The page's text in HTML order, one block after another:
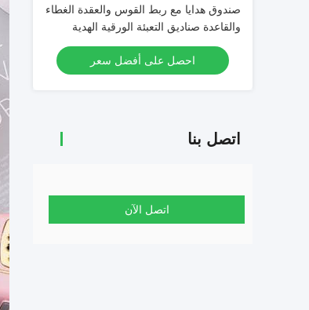
صندوق هدايا مع ربط القوس والعقدة الغطاء
والقاعدة صناديق التعبئة الورقية الهدية
الفاخرة
احصل على أفضل سعر
اتصل بنا
اتصل الآن